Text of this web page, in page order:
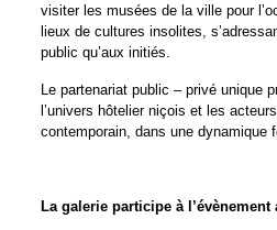
visiter les musées de la ville pour
lieux de cultures insolites,
public qu’aux initiés.
Le partenariat public – privé unique
l’univers hôtelier niçois et les
contemporain, dans une dynamique
La galerie participe à